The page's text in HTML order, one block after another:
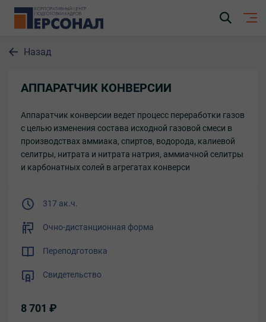
Назад
АППАРАТЧИК КОНВЕРСИИ
Аппаратчик конверсии ведет процесс переработки газов
с целью изменения состава исходной газовой смеси в
производствах аммиака, спиртов, водорода, калиевой
селитры, нитрата и нитрата натрия, аммиачной селитры
и карбонатных солей в агрегатах конверси
317 ак.ч.
Очно-дистанционная форма
Переподготовка
Свидетельство
8 701 ₽